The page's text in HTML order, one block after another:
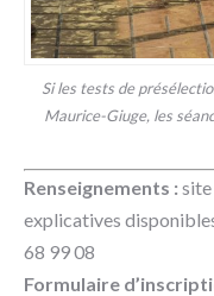
Si les tests de
Maurice-Giuge, les
Renseignements :
explicatives
68 99 08
Formulaire